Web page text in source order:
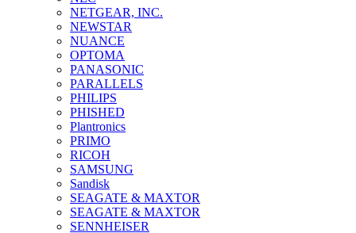
NETGEAR, INC.
NEWSTAR
NUANCE
OPTOMA
PANASONIC
PARALLELS
PHILIPS
PHISHED
Plantronics
PRIMO
RICOH
SAMSUNG
Sandisk
SEAGATE & MAXTOR
SEAGATE & MAXTOR
SENNHEISER